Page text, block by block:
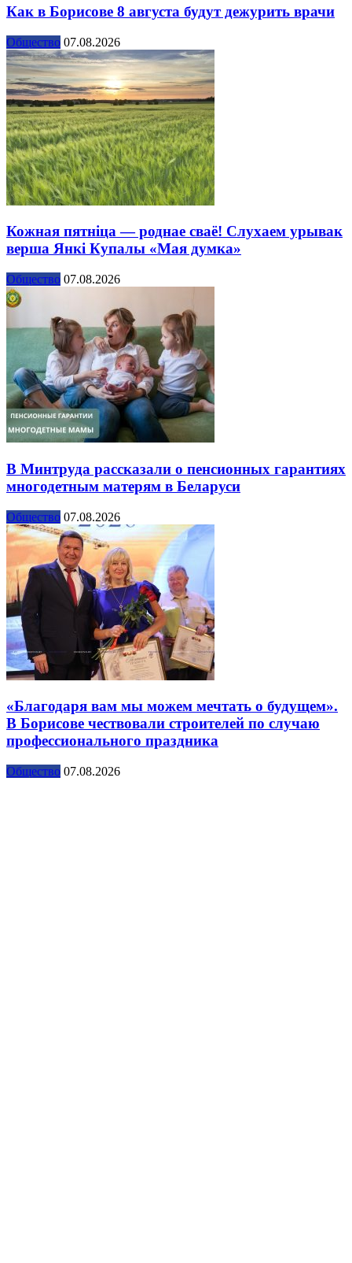
Как в Борисове 8 августа будут дежурить врачи
Общество 07.08.2026
Кожная пятніца — роднае сваё! Слухаем урывак
верша Янкі Купалы «Мая думка»
Общество 07.08.2026
В Минтруда рассказали о пенсионных гарантиях
многодетным матерям в Беларуси
Общество 07.08.2026
«Благодаря вам мы можем мечтать о будущем».
В Борисове чествовали строителей по случаю
профессионального праздника
Общество 07.08.2026